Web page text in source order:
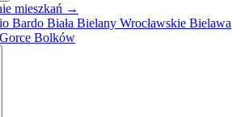
mieszkań →
Bardo Biała Bielany Wrocławskie Bielawa
Bolków